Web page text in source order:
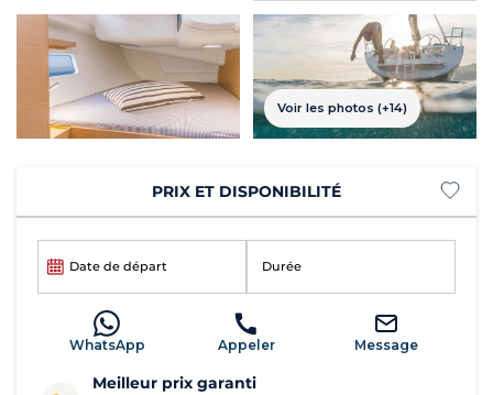
Voir les photos (+14)
PRIX ET DISPONIBILITÉ
Date de départ Durée
WhatsApp Appeler Message
Meilleur prix garanti